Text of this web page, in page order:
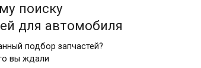
поиску
для автомобиля
подбор запчастей?
вы ждали